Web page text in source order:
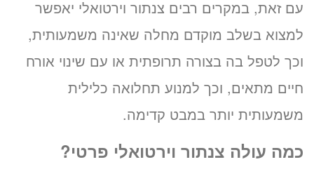
עם זאת, במקרים רבים צנתור וירטואלי יאפשר
למצוא בשלב מוקדם מחלה שאינה משמעותית,
וכך לטפל בה בצורה תרופתית או עם שינוי אורח
חיים מתאים, וכך למנוע תחלואה כלילית
משמעותית יותר במבט קדימה.
כמה עולה צנתור וירטואלי פרטי?